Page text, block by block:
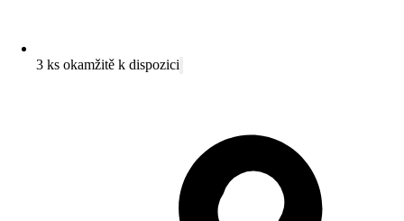
3 ks okamžitě k dispozici